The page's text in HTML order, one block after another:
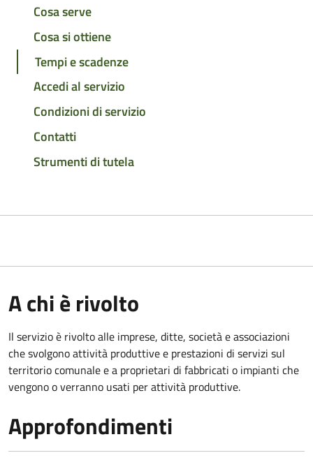
Cosa serve
Cosa si ottiene
Tempi e scadenze
Accedi al servizio
Condizioni di servizio
Contatti
Strumenti di tutela
A chi è rivolto
Il servizio è rivolto alle imprese, ditte, società e associazioni
che svolgono attività produttive e prestazioni di servizi sul
territorio comunale e a proprietari di fabbricati o impianti che
vengono o verranno usati per attività produttive.
Approfondimenti